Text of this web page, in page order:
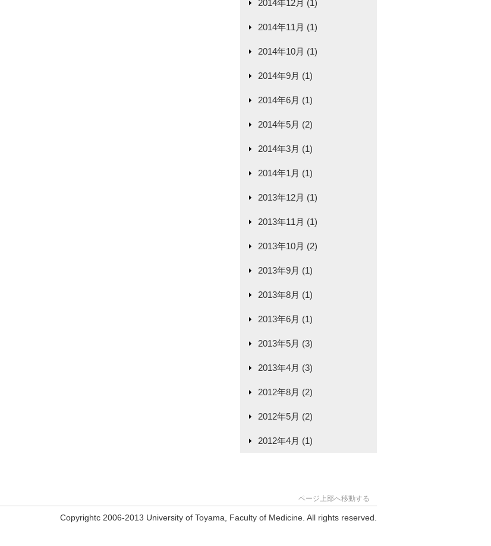
2014年12月 (1)
2014年11月 (1)
2014年10月 (1)
2014年9月 (1)
2014年6月 (1)
2014年5月 (2)
2014年3月 (1)
2014年1月 (1)
2013年12月 (1)
2013年11月 (1)
2013年10月 (2)
2013年9月 (1)
2013年8月 (1)
2013年6月 (1)
2013年5月 (3)
2013年4月 (3)
2012年8月 (2)
2012年5月 (2)
2012年4月 (1)
ページ上部へ移動する
Copyrightc 2006-2013 University of Toyama, Faculty of Medicine. All rights reserved.